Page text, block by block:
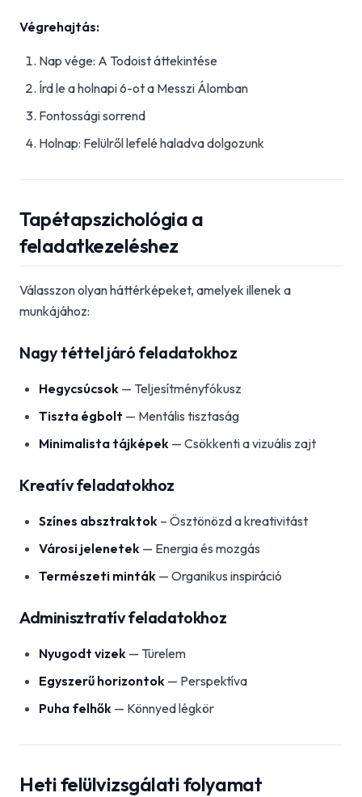
Végrehajtás:
Nap vége: A Todoist áttekintése
Írd le a holnapi 6-ot a Messzi Álomban
Fontossági sorrend
Holnap: Felülről lefelé haladva dolgozunk
Tapétapszichológia a
feladatkezeléshez
Válasszon olyan háttérképeket, amelyek illenek a
munkájához:
Nagy téttel járó feladatokhoz
Hegycsúcsok — Teljesítményfókusz
Tiszta égbolt — Mentális tisztaság
Minimalista tájképek — Csökkenti a vizuális zajt
Kreatív feladatokhoz
Színes absztraktok – Ösztönözd a kreativitást
Városi jelenetek — Energia és mozgás
Természeti minták — Organikus inspiráció
Adminisztratív feladatokhoz
Nyugodt vizek — Türelem
Egyszerű horizontok — Perspektíva
Puha felhők — Könnyed légkör
Heti felülvizsgálati folyamat